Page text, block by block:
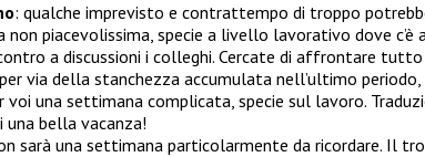
: qualche imprevisto e contrattempo di troppo
non piacevolissima, specie a livello lavorativo dove c’è
a discussioni i colleghi. Cercate di affrontare
via della stanchezza accumulata nell’ultimo
voi una settimana complicata, specie sul lavoro.
una bella vacanza!
sarà una settimana particolarmente da ricordare. Il